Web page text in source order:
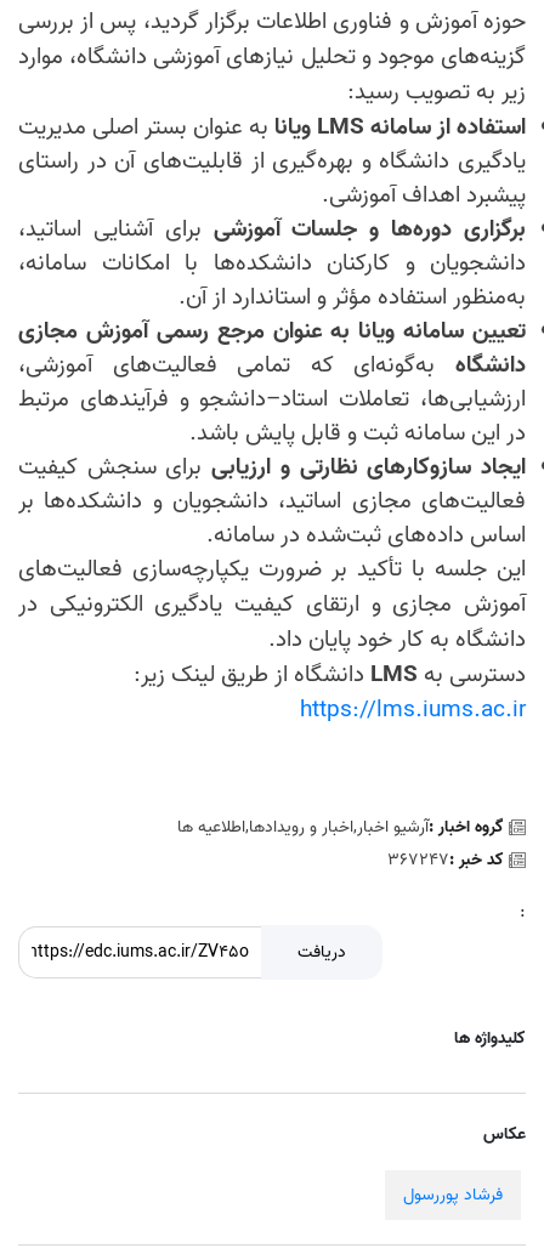
حوزه آموزش و فناوری اطلاعات برگزار گردید، پس از بررسی
گزینه‌های موجود و تحلیل نیازهای آموزشی دانشگاه، موارد
زیر به تصویب رسید:
استفاده از سامانه LMS ویانا به عنوان بستر اصلی مدیریت
یادگیری دانشگاه و بهره‌گیری از قابلیت‌های آن در راستای
پیشبرد اهداف آموزشی.
برگزاری دوره‌ها و جلسات آموزشی برای آشنایی اساتید،
دانشجویان و کارکنان دانشکده‌ها با امکانات سامانه،
به‌منظور استفاده مؤثر و استاندارد از آن.
تعیین سامانه ویانا به عنوان مرجع رسمی آموزش مجازی
دانشگاه به‌گونه‌ای که تمامی فعالیت‌های آموزشی،
ارزشیابی‌ها، تعاملات استاد–دانشجو و فرآیندهای مرتبط
در این سامانه ثبت و قابل پایش باشد.
ایجاد سازوکارهای نظارتی و ارزیابیبرای سنجش کیفیت
فعالیت‌های مجازی اساتید، دانشجویان و دانشکده‌ها بر
اساس داده‌های ثبت‌شده در سامانه.
این جلسه با تأکید بر ضرورت یکپارچه‌سازی فعالیت‌های
آموزش مجازی و ارتقای کیفیت یادگیری الکترونیکی در
دانشگاه به کار خود پایان داد.
دسترسی به LMS دانشگاه از طریق لینک زیر:
https://lms.iums.ac.ir
گروه اخبار :آرشیو اخبار,اخبار و رويدادها,اطلاعيه ها
کد خبر :367247
:
دریافت
کلیدواژه ها
عکاس
فرشاد پوررسول